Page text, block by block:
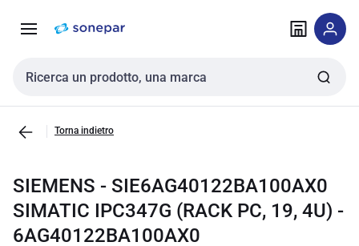
navigazione alla
Cerca input
Torna indietro
SIEMENS - SIE6AG40122BA100AX0
SIMATIC IPC347G (RACK PC, 19, 4U) -
6AG40122BA100AX0